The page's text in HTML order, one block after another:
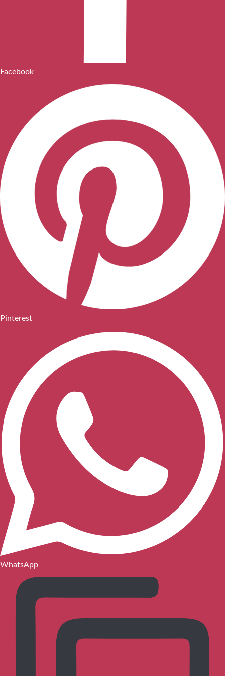
Facebook
Pinterest
WhatsApp